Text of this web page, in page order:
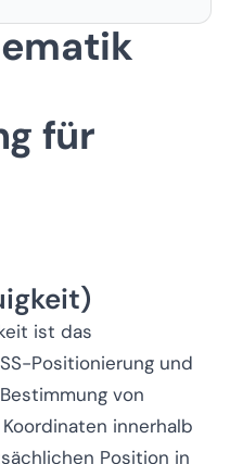
für
ist das
Positionierung und
von
innerhalb
Position in